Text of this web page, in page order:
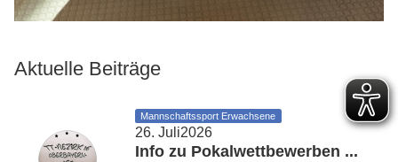
Aktuelle Beiträge
Mannschaftssport Erwachsene
26. Juli2026
Info zu Pokalwettbewerben ...